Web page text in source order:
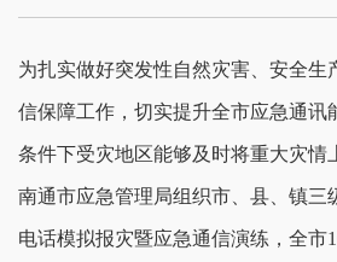
为扎实做好突发性自然灾害、安全生
信保障工作，切实提升全市应急通讯
条件下受灾地区能够及时将重大灾情
南通市应急管理局组织市、县、镇三
电话模拟报灾暨应急通信演练，全市